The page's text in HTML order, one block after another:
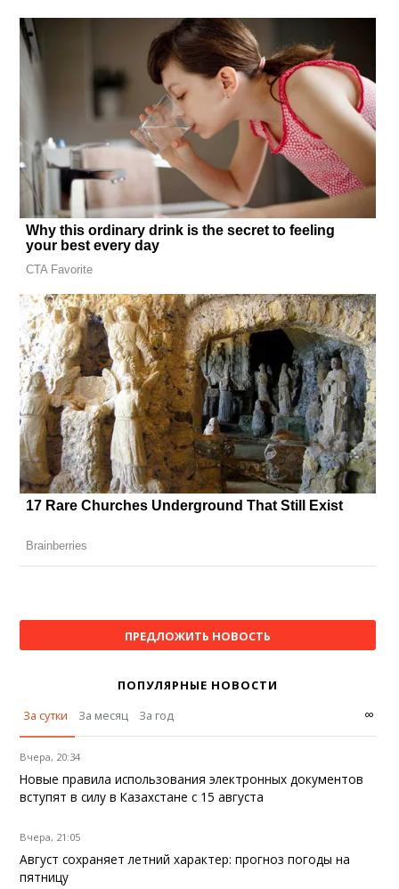
ПРЕДЛОЖИТЬ НОВОСТЬ
ПОПУЛЯРНЫЕ НОВОСТИ
За сутки
За месяц За год ∞
Вчера, 20:34
Новые правила использования электронных документов
вступят в силу в Казахстане с 15 августа
Вчера, 21:05
Август сохраняет летний характер: прогноз погоды на
пятницу